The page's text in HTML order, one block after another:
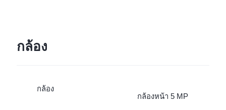
กล้อง
กล้อง
กล้องหน้า 5 MP